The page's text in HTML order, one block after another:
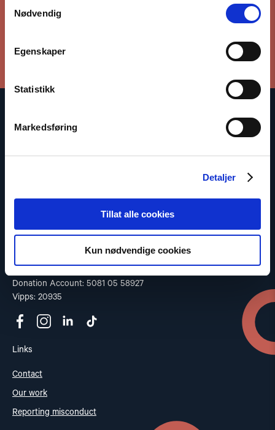
Nødvendig
Egenskaper
Statistikk
Markedsføring
Detaljer
Tillat alle cookies
Kun nødvendige cookies
The Norwegian Helsinki Committee bases its work on the
Helsinki Declaration, which states that respect for human rights
Address: St. Olavs gate 25, 0166 OSLO
Phone: +47 953 32 235
Donation Account: 5081 05 58927
Vipps: 20935
Links
Contact
Our work
Reporting misconduct